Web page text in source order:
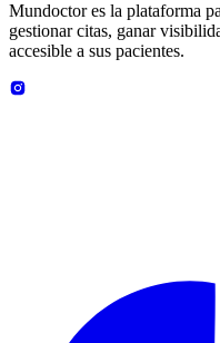
Mundoctor es la plataforma
gestionar citas, ganar
accesible a sus pacientes.